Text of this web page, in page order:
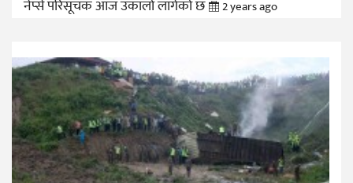
नेप्से परिसूचक आज उकालो लागेको छ 2 years ago